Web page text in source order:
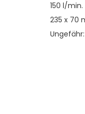
150 l/min.
235 x 70